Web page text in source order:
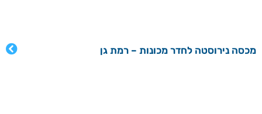
מכסה נירוסטה לחדר מכונות – רמת גן